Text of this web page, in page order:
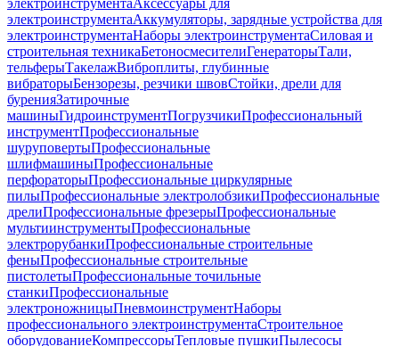
электроинструментаАксессуары для
электроинструментаАккумуляторы, зарядные устройства для
электроинструментаНаборы электроинструментаСиловая и
строительная техникаБетоносмесителиГенераторыТали,
тельферыТакелажВиброплиты, глубинные
вибраторыБензорезы, резчики швовСтойки, дрели для
буренияЗатирочные
машиныГидроинструментПогрузчикиПрофессиональный
инструментПрофессиональные
шуруповертыПрофессиональные
шлифмашиныПрофессиональные
перфораторыПрофессиональные циркулярные
пилыПрофессиональные электролобзикиПрофессиональные
дрелиПрофессиональные фрезерыПрофессиональные
мультиинструментыПрофессиональные
электрорубанкиПрофессиональные строительные
феныПрофессиональные строительные
пистолетыПрофессиональные точильные
станкиПрофессиональные
электроножницыПневмоинструментНаборы
профессионального электроинструментаСтроительное
оборудованиеКомпрессорыТепловые пушкиПылесосы